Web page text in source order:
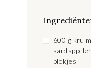
600 g
blokjes